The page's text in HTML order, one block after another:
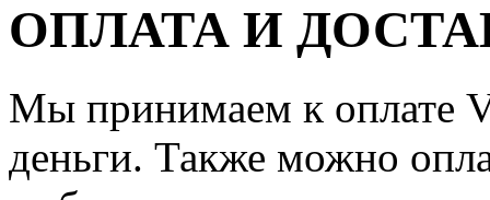
ОПЛАТА И
Мы принимаем к оплате
деньги. Также можно